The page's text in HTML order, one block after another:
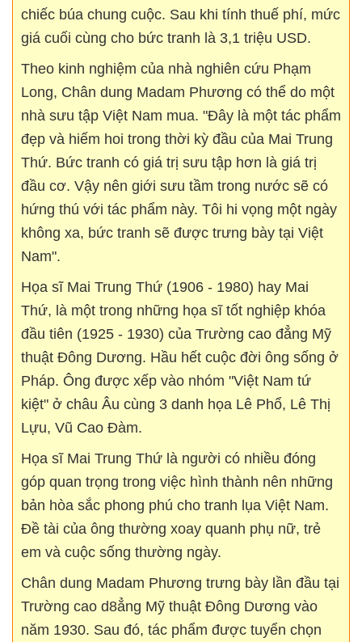
chiếc búa chung cuộc. Sau khi tính thuế phí, mức
giá cuối cùng cho bức tranh là 3,1 triệu USD.
Theo kinh nghiệm của nhà nghiên cứu Phạm
Long, Chân dung Madam Phương có thể do một
nhà sưu tập Việt Nam mua. "Đây là một tác phẩm
đẹp và hiếm hoi trong thời kỳ đầu của Mai Trung
Thứ. Bức tranh có giá trị sưu tập hơn là giá trị
đầu cơ. Vậy nên giới sưu tầm trong nước sẽ có
hứng thú với tác phẩm này. Tôi hi vọng một ngày
không xa, bức tranh sẽ được trưng bày tại Việt
Nam".
Họa sĩ Mai Trung Thứ (1906 - 1980) hay Mai
Thứ, là một trong những họa sĩ tốt nghiệp khóa
đầu tiên (1925 - 1930) của Trường cao đẳng Mỹ
thuật Đông Dương. Hầu hết cuộc đời ông sống ở
Pháp. Ông được xếp vào nhóm "Việt Nam tứ
kiệt" ở châu Âu cùng 3 danh họa Lê Phổ, Lê Thị
Lựu, Vũ Cao Đàm.
Họa sĩ Mai Trung Thứ là người có nhiều đóng
góp quan trọng trong việc hình thành nên những
bản hòa sắc phong phú cho tranh lụa Việt Nam.
Đề tài của ông thường xoay quanh phụ nữ, trẻ
em và cuộc sống thường ngày.
Chân dung Madam Phương trưng bày lần đầu tại
Trường cao d8ẳng Mỹ thuật Đông Dương vào
năm 1930. Sau đó, tác phẩm được tuyển chọn